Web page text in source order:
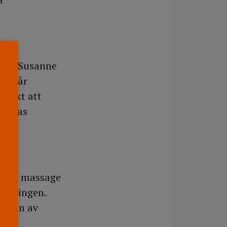
Susanne
år
att
massage
av